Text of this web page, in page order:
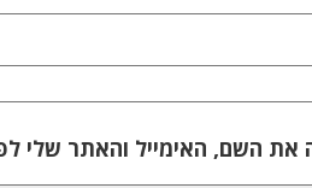
את השם, האימייל והאתר שלי